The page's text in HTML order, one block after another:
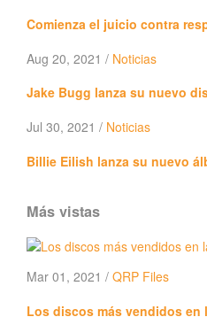
Comienza el juicio contra
Aug 20, 2021 / Noticias
Jake Bugg lanza su nuevo
Jul 30, 2021 / Noticias
Billie Eilish lanza su nuevo
Más vistas
Mar 01, 2021 / QRP Files
Los discos más vendidos